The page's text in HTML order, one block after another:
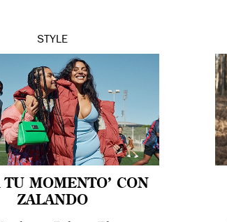
STYLE
TU MOMENTO’ CON
ZALANDO